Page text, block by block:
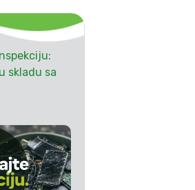
skladu sa